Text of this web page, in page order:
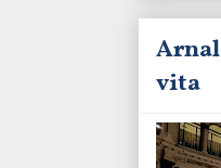
vita